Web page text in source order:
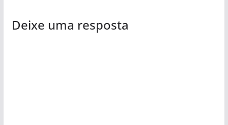
Deixe uma resposta